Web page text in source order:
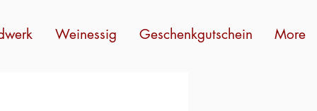
Weinessig Geschenkgutschein More